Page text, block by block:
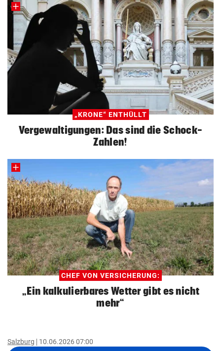
„KRONE“ ENTHÜLLT
Vergewaltigungen: Das sind die Schock-
Zahlen!
CHEF VON VERSICHERUNG:
„Ein kalkulierbares Wetter gibt es nicht
mehr“
Salzburg 10.06.2026 07:00